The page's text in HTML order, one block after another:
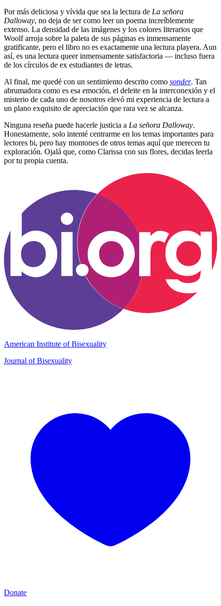
Por más deliciosa y vívida que sea la lectura de La señora
Dalloway, no deja de ser como leer un poema increíblemente
extenso. La densidad de las imágenes y los colores literarios que
Woolf arroja sobre la paleta de sus páginas es inmensamente
gratificante, pero el libro no es exactamente una lectura playera. Aun
así, es una lectura queer inmensamente satisfactoria — incluso fuera
de los círculos de ex estudiantes de letras.
Al final, me quedé con un sentimiento descrito como sonder. Tan
abrumadora como es esa emoción, el deleite en la interconexión y el
misterio de cada uno de nosotros elevó mi experiencia de lectura a
un plano exquisito de apreciación que rara vez se alcanza.
Ninguna reseña puede hacerle justicia a La señora Dalloway.
Honestamente, solo intenté centrarme en los temas importantes para
lectores bi, pero hay montones de otros temas aquí que merecen tu
exploración. Ojalá que, como Clarissa con sus flores, decidas leerla
por tu propia cuenta.
American Institute of Bisexuality
Journal of Bisexuality
Donate